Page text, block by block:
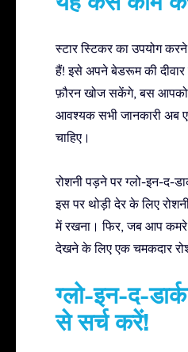
स्टार स्टिकर का उपयोग
हैं! इसे अपने बेडरूम की
फ़ौरन खोज सकेंगे, बस आपको
आवश्यक सभी जानकारी अब
चाहिए।
रोशनी पड़ने पर ग्लो-इन-द-
इस पर थोड़ी देर के लिए
में रखना। फिर, जब आप कमरे
देखने के लिए एक चमकदार
ग्लो-इन-द-
से सर्च करें!